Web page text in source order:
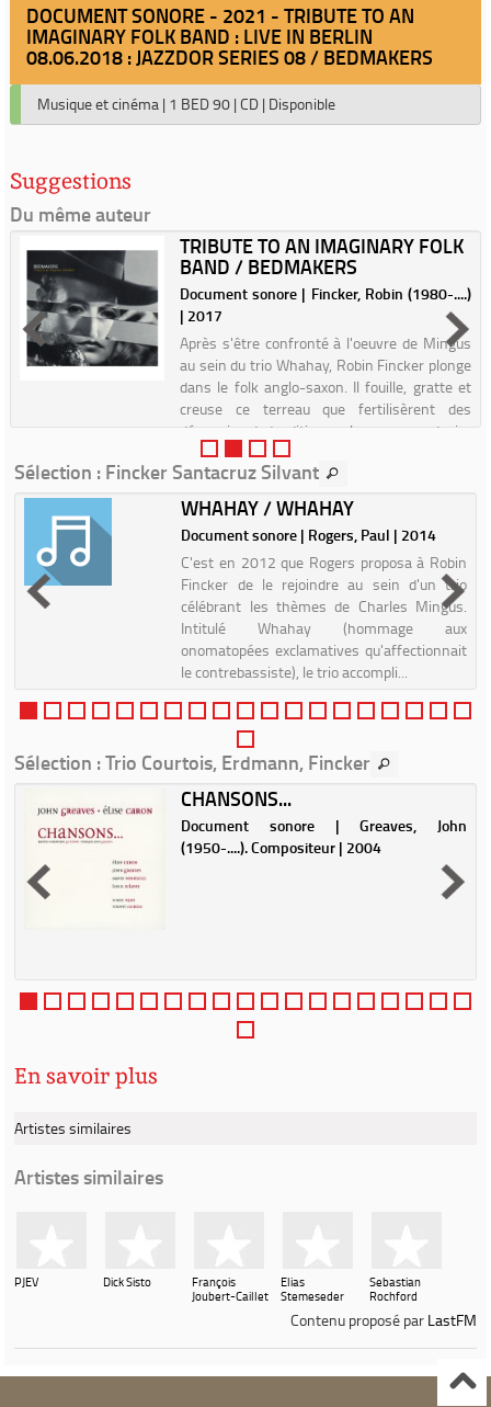
DOCUMENT SONORE - 2021 - TRIBUTE TO AN
IMAGINARY FOLK BAND : LIVE IN BERLIN
08.06.2018 : JAZZDOR SERIES 08 / BEDMAKERS
Musique et cinéma | 1 BED 90 | CD | Disponible
Suggestions
Du même auteur
TRIBUTE TO AN IMAGINARY FOLK
BAND / BEDMAKERS
Document sonore | Fincker, Robin (1980-....)
| 2017
Après s'être confronté à l'oeuvre de Mingus
au sein du trio Whahay, Robin Fincker plonge
dans le folk anglo-saxon. Il fouille, gratte et
creuse ce terreau que fertilisèrent des
décennies de tradition orale, pour en extraire
une es...
Sélection : Fincker Santacruz Silvant
WHAHAY / WHAHAY
Document sonore | Rogers, Paul | 2014
C'est en 2012 que Rogers proposa à Robin
Fincker de le rejoindre au sein d'un trio
célébrant les thèmes de Charles Mingus.
Intitulé Whahay (hommage aux
onomatopées exclamatives qu'affectionnait
le contrebassiste), le trio accompli...
Sélection : Trio Courtois, Erdmann, Fincker
CHANSONS...
Document sonore | Greaves, John
(1950-....). Compositeur | 2004
En savoir plus
Artistes similaires
Artistes similaires
PJEV Dick Sisto
François
Joubert-Caillet
Elias
Stemeseder
Sebastian
Rochford
Contenu proposé par LastFM